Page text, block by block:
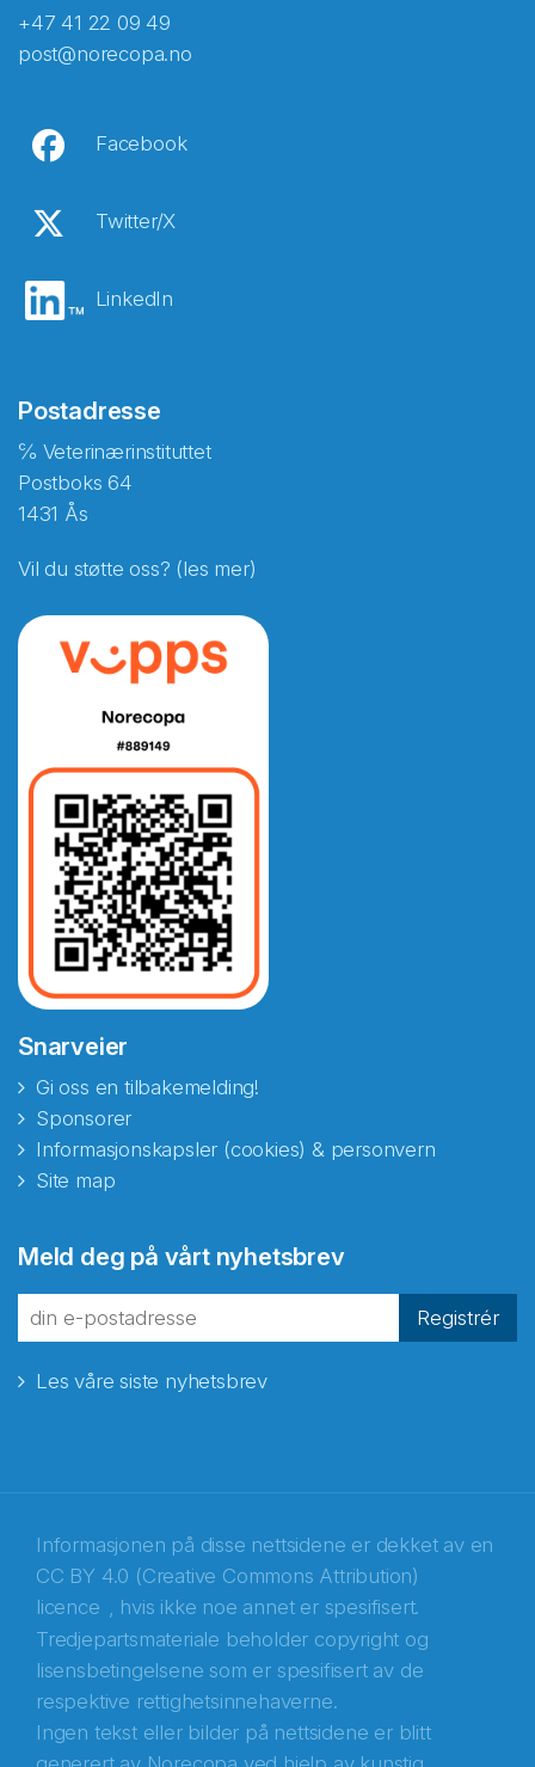
+47 41 22 09 49
post@norecopa.no
Facebook
Twitter/X
LinkedIn
Postadresse
℅ Veterinærinstituttet
Postboks 64
1431 Ås
Vil du støtte oss? (les mer)
Snarveier
Gi oss en tilbakemelding!
Sponsorer
Informasjonskapsler (cookies) & personvern
Site map
Meld deg på vårt nyhetsbrev
Registrér
Les våre siste nyhetsbrev
Informasjonen på disse nettsidene er dekket av en
CC BY 4.0 (Creative Commons Attribution)
licence
, hvis ikke noe annet er spesifisert.
Tredjepartsmateriale beholder copyright og
lisensbetingelsene som er spesifisert av de
respektive rettighetsinnehaverne.
Ingen tekst eller bilder på nettsidene er blitt
fra Norecopa